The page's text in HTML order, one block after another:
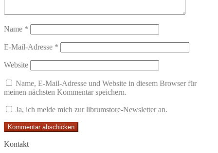
Name *
E-Mail-Adresse *
Website
Name, E-Mail-Adresse und Website in diesem Browser für
meinen nächsten Kommentar speichern.
Ja, ich melde mich zur librumstore-Newsletter an.
Kontakt